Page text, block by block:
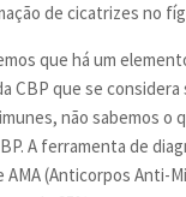
de cicatrizes no
que há um
CBP que se considera
não sabemos o
A ferramenta de
AMA (Anticorpos Anti-